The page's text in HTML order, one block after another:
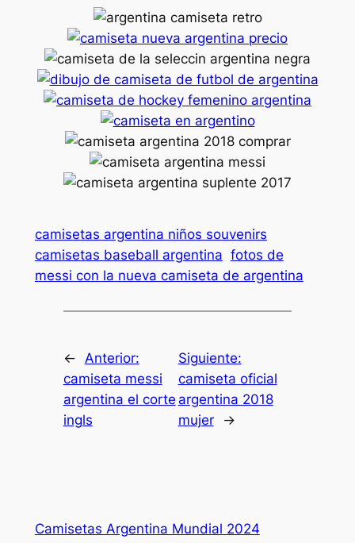
camisetas argentina niños souvenirs
camisetas baseball argentina fotos de
messi con la nueva camiseta de argentina
←
Anterior:
camiseta messi
argentina el corte
ingls
Siguiente:
camiseta oficial
argentina 2018
mujer
→
Camisetas Argentina Mundial 2024